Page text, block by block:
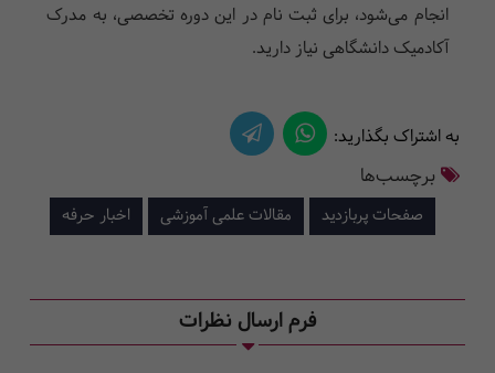
انجام می‌شود، برای ثبت نام در این دوره تخصصی، به مدرک
آکادمیک دانشگاهی نیاز دارید.
به اشتراک بگذارید:
برچسب‌ها
صفحات پربازدید مقالات علمی آموزشی اخبار حرفه
فرم ارسال نظرات